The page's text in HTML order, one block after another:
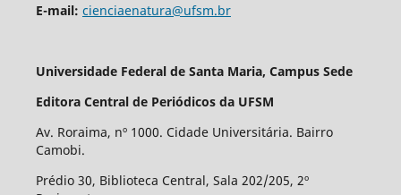
E-mail: cienciaenatura@ufsm.br
Universidade Federal de Santa Maria, Campus Sede
Editora Central de Periódicos da UFSM
Av. Roraima, nº 1000. Cidade Universitária. Bairro
Camobi.
Prédio 30, Biblioteca Central, Sala 202/205, 2º